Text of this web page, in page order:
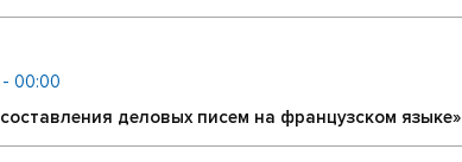
00:00
деловых писем на французском языке»